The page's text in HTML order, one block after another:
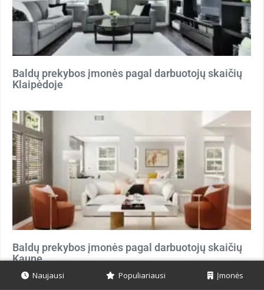
Baldų prekybos įmonės pagal darbuotojų skaičių
Klaipėdoje
Baldų prekybos įmonės pagal darbuotojų skaičių
Kaune
Naujausi Populiariausi Įmonės